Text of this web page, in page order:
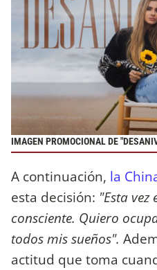
IMAGEN PROMOCIONAL DE
A continuación, la
esta decisión: "Esta vez
consciente. Quiero
todos mis sueños".
actitud que toma